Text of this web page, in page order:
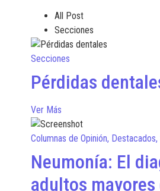
All Post
Secciones
Secciones
Pérdidas
Ver Más
Columnas de Opinión, Destacados,
Neumonía: El
adultos